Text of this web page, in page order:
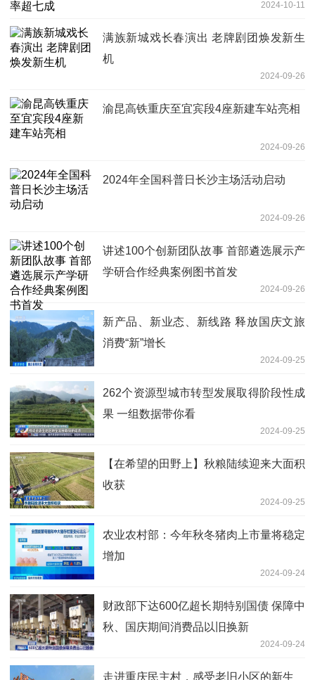
2024-10-11
满族新城戏长春演出 老牌剧团焕发新生
机
2024-09-26
渝昆高铁重庆至宜宾段4座新建车站亮相
2024-09-26
2024年全国科普日长沙主场活动启动
2024-09-26
讲述100个创新团队故事 首部遴选展示产
学研合作经典案例图书首发
2024-09-26
新产品、新业态、新线路 释放国庆文旅
消费“新”增长
2024-09-25
262个资源型城市转型发展取得阶段性成
果 一组数据带你看
2024-09-25
【在希望的田野上】秋粮陆续迎来大面积
收获
2024-09-25
农业农村部：今年秋冬猪肉上市量将稳定
增加
2024-09-24
财政部下达600亿超长期特别国债 保障中
秋、国庆期间消费品以旧换新
2024-09-24
走进重庆民主村，感受老旧小区的新生